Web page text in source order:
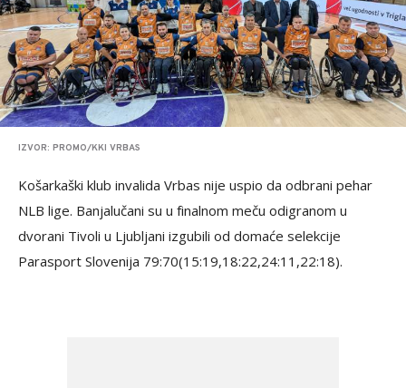
IZVOR: PROMO/KKI VRBAS
Košarkaški klub invalida Vrbas nije uspio da odbrani pehar
NLB lige. Banjalučani su u finalnom meču odigranom u
dvorani Tivoli u Ljubljani izgubili od domaće selekcije
Parasport Slovenija 79:70(15:19,18:22,24:11,22:18).